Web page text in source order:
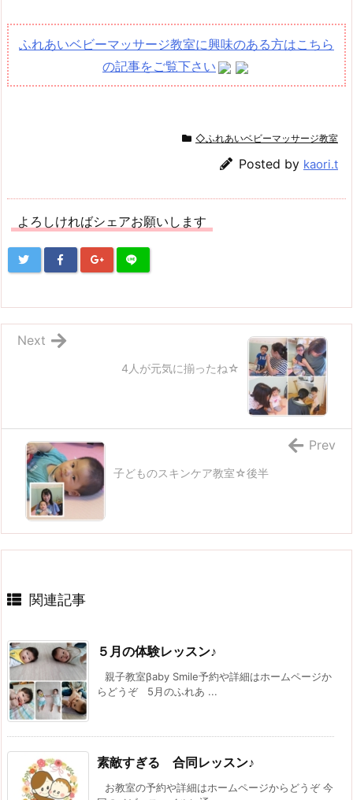
ふれあいベビーマッサージ教室に興味のある方はこちら
の記事をご覧下さい
◇ふれあいベビーマッサージ教室
Posted by kaori.t
よろしければシェアお願いします
4人が元気に揃ったね☆
Next
子どものスキンケア教室☆後半
Prev
関連記事
５月の体験レッスン♪
親子教室βaby Smile予約や詳細はホームページか
らどうぞ 5月のふれあ ...
素敵すぎる 合同レッスン♪
お教室の予約や詳細はホームページからどうぞ 今